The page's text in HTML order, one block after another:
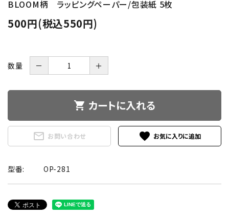
BLOOM柄 ラッピングペーパー/包装紙 5枚
500円(税込550円)
数量 － ＋
shopping_cart カートに入れる
mail_outline お問い合わせ favorite
型番: OP-281